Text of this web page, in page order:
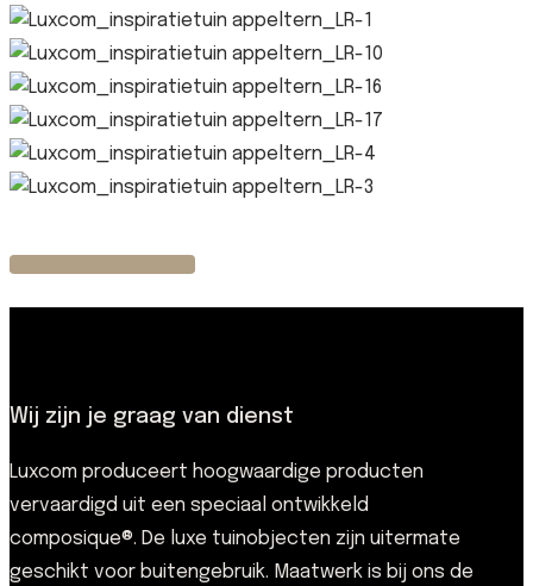
Terug naar overzicht
Wij zijn je graag van dienst
Luxcom produceert hoogwaardige producten
vervaardigd uit een speciaal ontwikkeld
composique®. De luxe tuinobjecten zijn uitermate
geschikt voor buitengebruik. Maatwerk is bij ons de